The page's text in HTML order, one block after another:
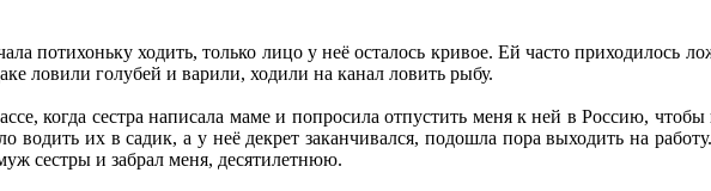
потихоньку ходить, только лицо у неё осталось кривое. Ей часто приходилось
ловили голубей и варили, ходили на канал ловить рыбу.
когда сестра написала маме и попросила отпустить меня к ней в Россию,
водить их в садик, а у неё декрет заканчивался, подошла пора выходить на
сестры и забрал меня, десятилетнюю.